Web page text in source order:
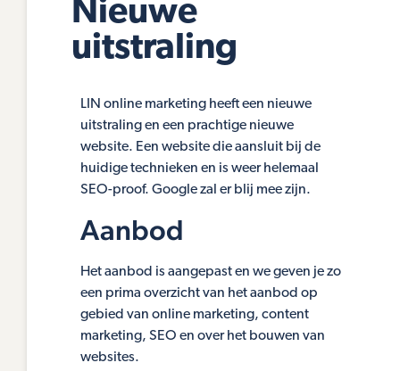
Nieuwe
uitstraling
LIN online marketing heeft een nieuwe
uitstraling en een prachtige nieuwe
website. Een website die aansluit bij de
huidige technieken en is weer helemaal
SEO-proof. Google zal er blij mee zijn.
Aanbod
Het aanbod is aangepast en we geven je zo
een prima overzicht van het aanbod op
gebied van online marketing, content
marketing, SEO en over het bouwen van
websites.